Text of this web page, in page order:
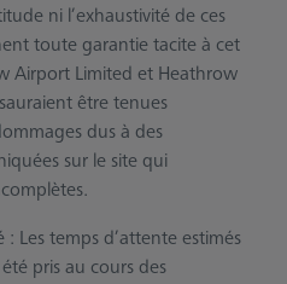
ni l’exhaustivité de ces
toute garantie tacite à cet
Airport Limited et Heathrow
être tenues
dus à des
sur le site qui
: Les temps d’attente estimés
pris au cours des